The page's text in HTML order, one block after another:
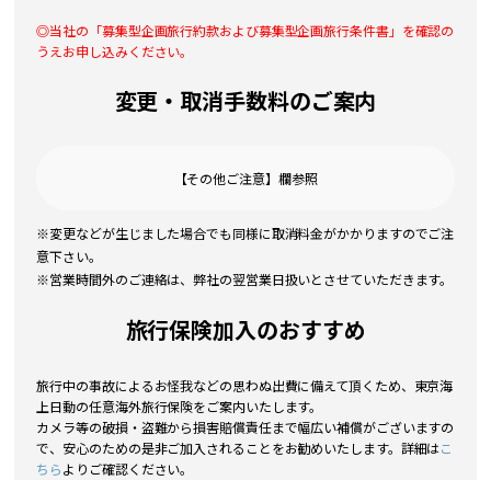
◎当社の「募集型企画旅行約款および募集型企画旅行条件書」を確認の
うえお申し込みください。
変更・取消手数料のご案内
【その他ご注意】欄参照
※変更などが生じました場合でも同様に取消料金がかかりますのでご注
意下さい。
※営業時間外のご連絡は、弊社の翌営業日扱いとさせていただきます。
旅行保険加入のおすすめ
旅行中の事故によるお怪我などの思わぬ出費に備えて頂くため、東京海
上日動の任意海外旅行保険をご案内いたします。
カメラ等の破損・盗難から損害賠償責任まで幅広い補償がございますの
で、安心のための是非ご加入されることをお勧めいたします。詳細はこ
ちらよりご確認ください。